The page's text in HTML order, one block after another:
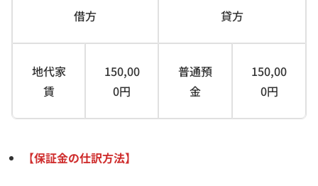
借方 貸方
地代家
賃
150,00
0円
普通預
金
150,00
0円
【保証金の仕訳方法】